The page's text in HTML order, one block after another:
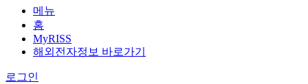
메뉴
홈
MyRISS
해외전자정보 바로가기
로그인